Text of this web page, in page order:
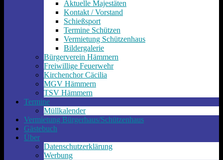
Aktuelle Majestäten
Kontakt / Vorstand
Schießsport
Termine Schützen
Vermietung Schützenhaus
Bildergalerie
Bürgerverein Hämmern
Freiwillige Feuerwehr
Kirchenchor Cäcilia
MGV Hämmern
TSV Hämmern
Termine
Müllkalender
Vermietung Bürgerhaus/Schützenhaus
Gästebuch
Über
Datenschutzerklärung
Werbung